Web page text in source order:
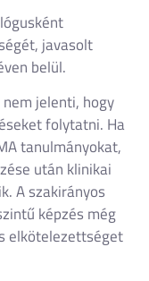
javasolt
belül.
jelenti, hogy
folytatni. Ha
tanulmányokat,
után klinikai
A szakirányos
képzés még
elkötelezettséget